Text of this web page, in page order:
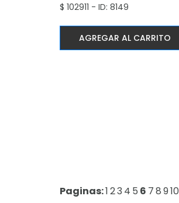
$ 102911 - ID: 8149
AGREGAR AL CARRITO
Paginas:123 4 5 6 78910